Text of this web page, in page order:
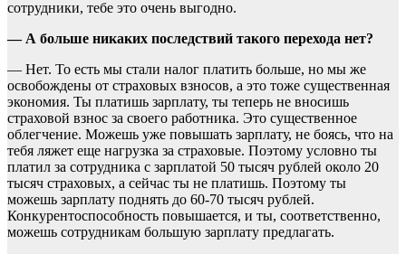
сотрудники, тебе это очень выгодно.
— А больше никаких последствий такого перехода нет?
— Нет. То есть мы стали налог платить больше, но мы же
освобождены от страховых взносов, а это тоже существенная
экономия. Ты платишь зарплату, ты теперь не вносишь
страховой взнос за своего работника. Это существенное
облегчение. Можешь уже повышать зарплату, не боясь, что на
тебя ляжет еще нагрузка за страховые. Поэтому условно ты
платил за сотрудника с зарплатой 50 тысяч рублей около 20
тысяч страховых, а сейчас ты не платишь. Поэтому ты
можешь зарплату поднять до 60-70 тысяч рублей.
Конкурентоспособность повышается, и ты, соответственно,
можешь сотрудникам большую зарплату предлагать.